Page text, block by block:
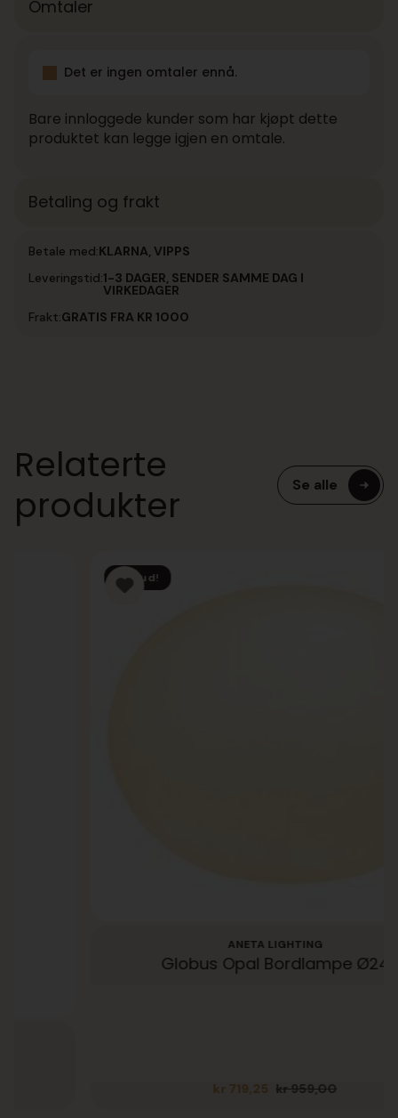
Omtaler
Det er ingen omtaler ennå.
Bare innloggede kunder som har kjøpt dette
produktet kan legge igjen en omtale.
Betaling og frakt
Betale med:KLARNA, VIPPS
Leveringstid:1-3 DAGER, SENDER SAMME DAG I
VIRKEDAGER
Frakt:GRATIS FRA KR 1000
Relaterte
produkter
Se alle
Tilbud!
ANETA LIGHTING
Globus Opal Bordlampe Ø24
kr959,00
Opprinnelig
719,25 Nåværende